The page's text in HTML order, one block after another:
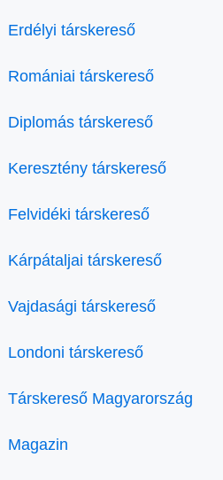
Erdélyi társkereső
Romániai társkereső
Diplomás társkereső
Keresztény társkereső
Felvidéki társkereső
Kárpátaljai társkereső
Vajdasági társkereső
Londoni társkereső
Társkereső Magyarország
Magazin